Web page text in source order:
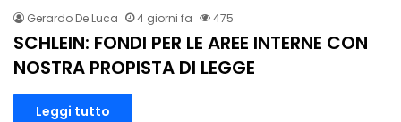
Gerardo De Luca 4 giorni fa 475
SCHLEIN: FONDI PER LE AREE INTERNE CON
NOSTRA PROPISTA DI LEGGE
Leggi tutto